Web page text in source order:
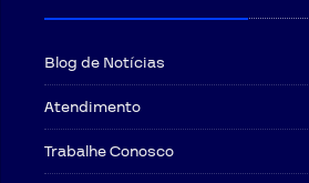
Blog de Notícias
Atendimento
Trabalhe Conosco